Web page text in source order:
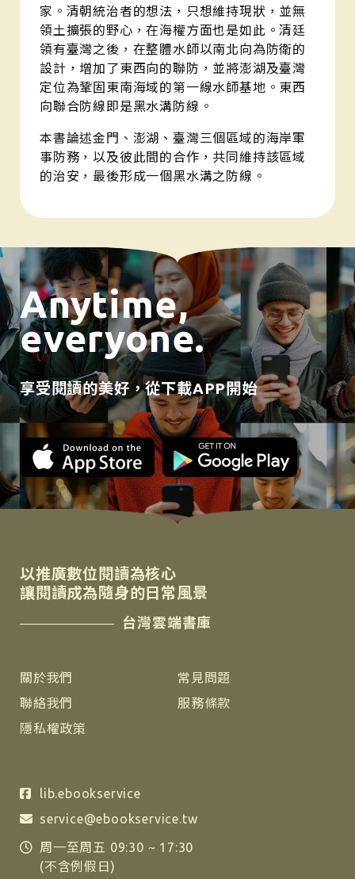
家。清朝統治者的想法，只想維持現狀，並無
領土擴張的野心，在海權方面也是如此。清廷
領有臺灣之後，在整體水師以南北向為防衛的
設計，增加了東西向的聯防，並將澎湖及臺灣
定位為鞏固東南海域的第一線水師基地。東西
向聯合防線即是黑水溝防線。
本書論述金門、澎湖、臺灣三個區域的海岸軍
事防務，以及彼此間的合作，共同維持該區域
的治安，最後形成一個黑水溝之防線。
Anytime,
everyone.
享受閱讀的美好，從下載APP開始
以推廣數位閱讀為核心
讓閱讀成為隨身的日常風景
台灣雲端書庫
關於我們
常見問題
聯絡我們
服務條款
隱私權政策
lib.ebookservice
service@ebookservice.tw
周一至周五 09:30 ~ 17:30
(不含例假日)